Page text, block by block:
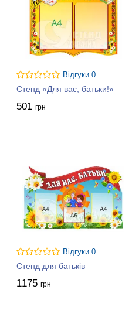
Відгуки 0
Стенд «Для вас, батьки!»
501 грн
Відгуки 0
Стенд для батьків
1175 грн